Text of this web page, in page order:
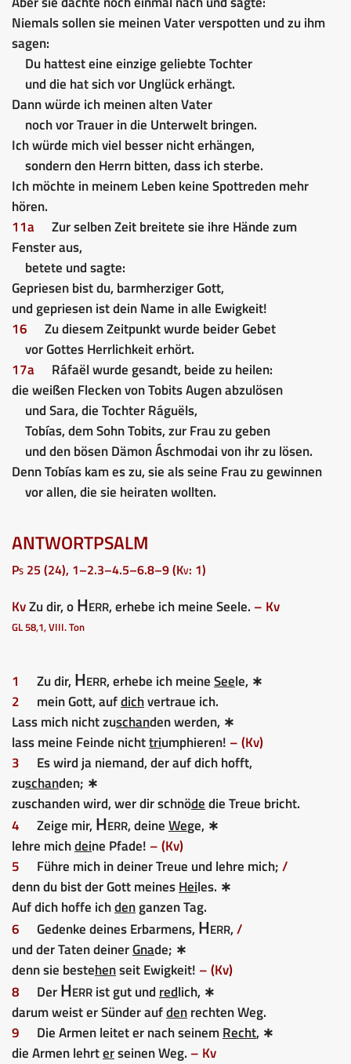
Niemals sollen sie meinen Vater verspotten und zu ihm
sagen:
Du hattest eine einzige geliebte Tochter
und die hat sich vor Unglück erhängt.
Dann würde ich meinen alten Vater
noch vor Trauer in die Unterwelt bringen.
Ich würde mich viel besser nicht erhängen,
sondern den Herrn bitten, dass ich sterbe.
Ich möchte in meinem Leben keine Spottreden mehr
hören.
11a
Zur selben Zeit breitete sie ihre Hände zum
Fenster aus,
betete und sagte:
Gepriesen bist du, barmherziger Gott,
und gepriesen ist dein Name in alle Ewigkeit!
16
Zu diesem Zeitpunkt wurde beider Gebet
vor Gottes Herrlichkeit erhört.
17a
Ráfaël wurde gesandt, beide zu heilen:
die weißen Flecken von Tobits Augen abzulösen
und Sara, die Tochter Ráguëls,
Tobías, dem Sohn Tobits, zur Frau zu geben
und den bösen Dämon Áschmodai von ihr zu lösen.
Denn Tobías kam es zu, sie als seine Frau zu gewinnen
vor allen, die sie heiraten wollten.
ANTWORTPSALM
Ps 25 (24), 1–2.3–4.5–6.8–9 (Kv: 1)
KvZu dir, oHerr, erhebe ich meine Seele. – Kv
GL 58,1, VIII. Ton
1 Zu dir, Herr, erhebe ich meineSeele, ∗
2
mein Gott, aufdichvertraue ich.
Lass mich nicht zuschanden werden, ∗
lass meine Feinde nichttriumphieren! – (Kv)
3
Es wird ja niemand, der auf dich hofft,
zuschanden; ∗
zuschanden wird, wer dir schnödedie Treue bricht.
4
Zeige mir, Herr, deineWege, ∗
lehre michdeine Pfade! – (Kv)
5
Führe mich in deiner Treue und lehre mich;/
denn du bist der Gott meinesHeiles. ∗
Auf dich hoffe ichdenganzen Tag.
6
Gedenke deines Erbarmens, Herr,/
und der Taten deinerGnade; ∗
denn sie bestehenseit Ewigkeit! – (Kv)
8
DerHerrist gut und redlich, ∗
darum weist er Sünder aufdenrechten Weg.
9
Die Armen leitet er nach seinemRecht, ∗
die Armen lehrterseinen Weg. – Kv